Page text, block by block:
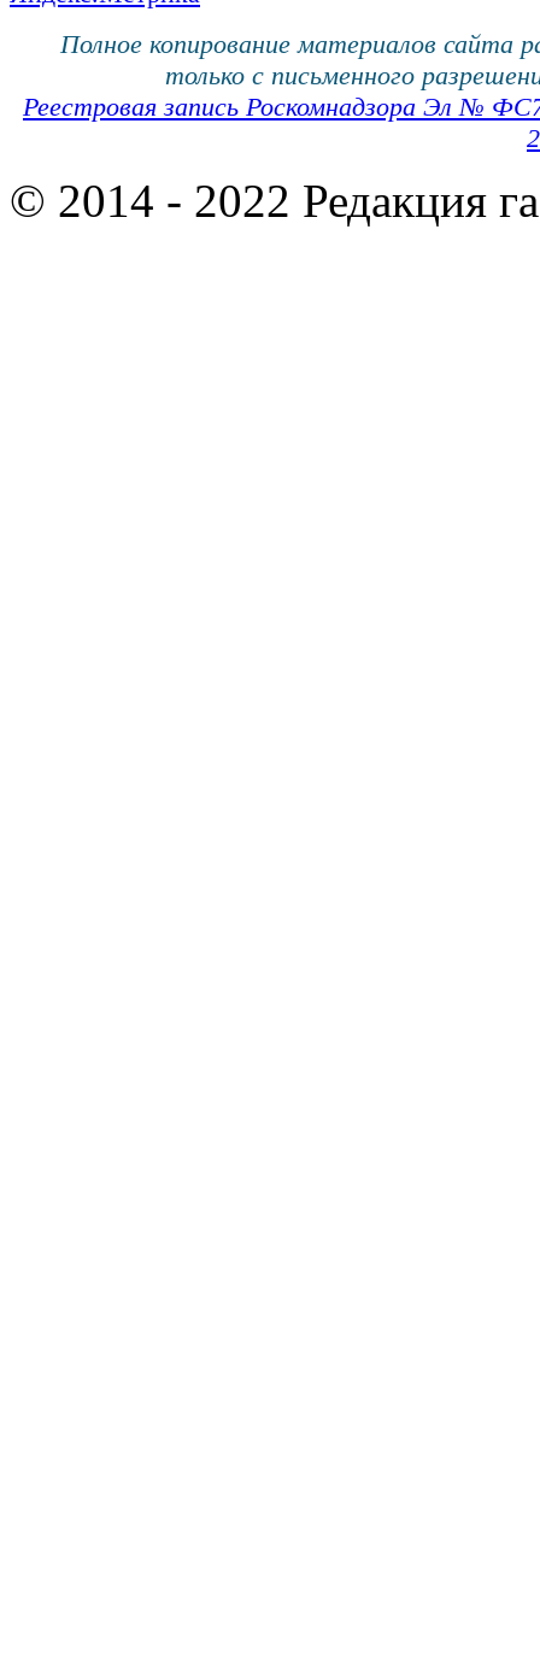
Полное копирование материалов сайта
только с письменного
Реестровая запись Роскомнадзора Эл №
© 2014 - 2022 Редакция